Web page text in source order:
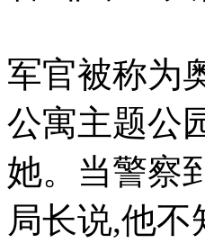
军官被称为
公寓主题公
她。当警察
局长说,他